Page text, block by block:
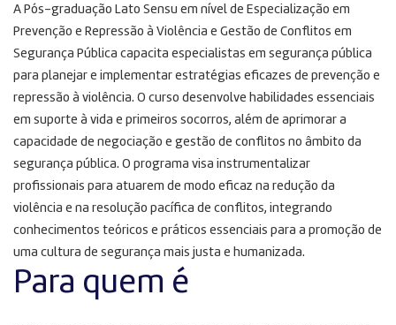
A Pós-graduação Lato Sensu em nível de Especialização em
Prevenção e Repressão à Violência e Gestão de Conflitos em
Segurança Pública capacita especialistas em segurança pública
para planejar e implementar estratégias eficazes de prevenção e
repressão à violência. O curso desenvolve habilidades essenciais
em suporte à vida e primeiros socorros, além de aprimorar a
capacidade de negociação e gestão de conflitos no âmbito da
segurança pública. O programa visa instrumentalizar
profissionais para atuarem de modo eficaz na redução da
violência e na resolução pacífica de conflitos, integrando
conhecimentos teóricos e práticos essenciais para a promoção de
uma cultura de segurança mais justa e humanizada.
Para quem é